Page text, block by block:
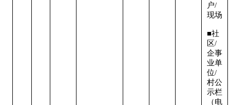
户/
现场
■社
区/
企事
业单
位/
村公
示栏
（电